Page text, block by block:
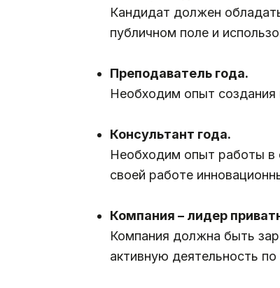
Кандидат должен
публичном поле и
Преподаватель года.
Необходим опыт создания
Консультант года.
Необходим опыт работы в
своей работе
Компания – лидер
Компания должна быть
активную деятельность